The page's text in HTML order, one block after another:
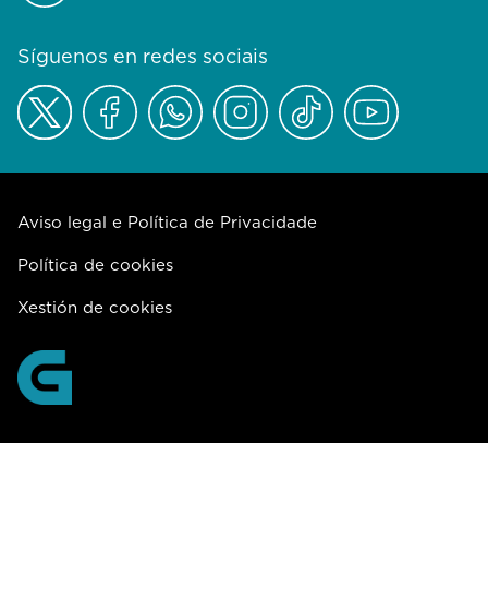
Síguenos en redes sociais
Aviso legal e Política de Privacidade
Política de cookies
Xestión de cookies